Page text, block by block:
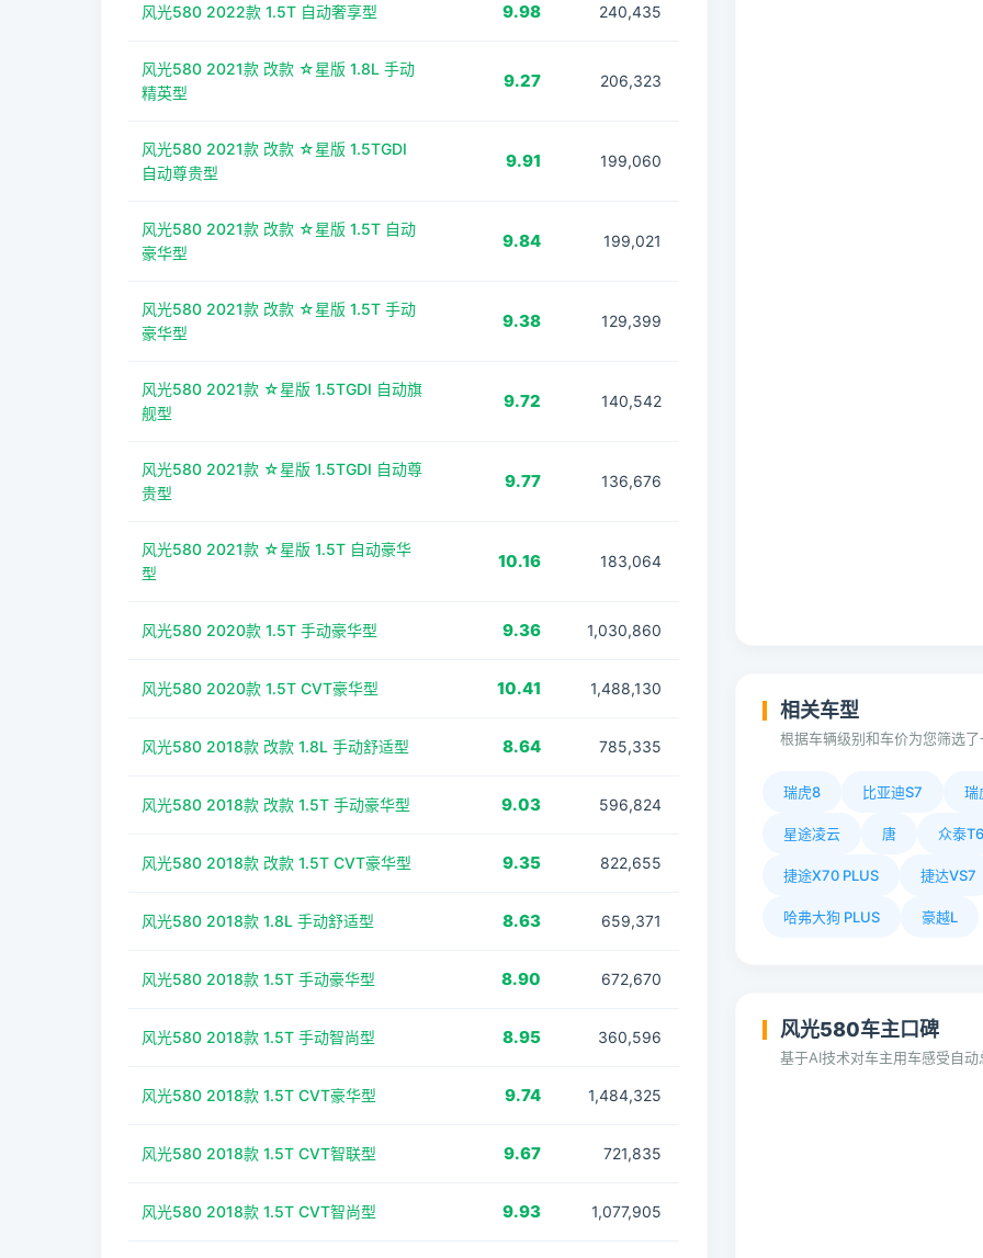
风光580 2022款 1.5T 自动奢享型 9.98 240,435
风光580 2021款 改款 ☆星版 1.8L 手动
精英型
9.27 206,323
风光580 2021款 改款 ☆星版 1.5TGDI
自动尊贵型
9.91 199,060
风光580 2021款 改款 ☆星版 1.5T 自动
豪华型
9.84 199,021
风光580 2021款 改款 ☆星版 1.5T 手动
豪华型
9.38 129,399
风光580 2021款 ☆星版 1.5TGDI 自动旗
舰型
9.72 140,542
风光580 2021款 ☆星版 1.5TGDI 自动尊
贵型
9.77 136,676
风光580 2021款 ☆星版 1.5T 自动豪华
型
10.16 183,064
风光580 2020款 1.5T 手动豪华型 9.36 1,030,860
风光580 2020款 1.5T CVT豪华型 10.41 1,488,130
风光580 2018款 改款 1.8L 手动舒适型 8.64 785,335
风光580 2018款 改款 1.5T 手动豪华型 9.03 596,824
风光580 2018款 改款 1.5T CVT豪华型 9.35 822,655
风光580 2018款 1.8L 手动舒适型 8.63 659,371
风光580 2018款 1.5T 手动豪华型 8.90 672,670
风光580 2018款 1.5T 手动智尚型 8.95 360,596
风光580 2018款 1.5T CVT豪华型 9.74 1,484,325
风光580 2018款 1.5T CVT智联型 9.67 721,835
风光580 2018款 1.5T CVT智尚型 9.93 1,077,905
相关车型
根据车辆级别和车价为您筛选
瑞虎8 比亚迪S7 瑞
星途凌云 唐 众泰
捷途X70 PLUS 捷达VS7
哈弗大狗 PLUS 豪越L
风光580车主口碑
基于AI技术对车主用车感受自